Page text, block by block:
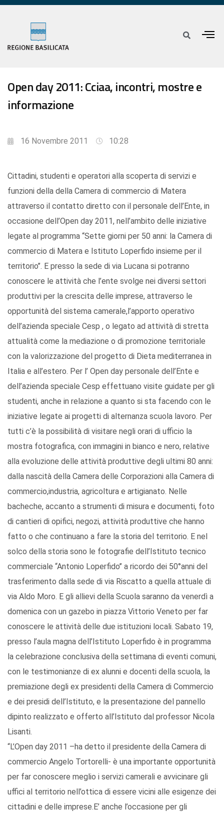
Open day 2011: Cciaa, incontri, mostre e
informazione
16 Novembre 2011 10:28
Cittadini, studenti e operatori alla scoperta di servizi e
funzioni della della Camera di commercio di Matera
attraverso il contatto diretto con il personale dell’Ente, in
occasione dell’Open day 2011, nell’ambito delle iniziative
legate al programma “Sette giorni per 50 anni: la Camera di
commercio di Matera e Istituto Loperfido insieme per il
territorio’’. E presso la sede di via Lucana si potranno
conoscere le attività che l’ente svolge nei diversi settori
produttivi per la crescita delle imprese, attraverso le
opportunità del sistema camerale,l’apporto operativo
dell’azienda speciale Cesp , o legato ad attività di stretta
attualità come la mediazione o di promozione territoriale
con la valorizzazione del progetto di Dieta mediterranea in
Italia e all’estero. Per l’ Open day personale dell’Ente e
dell’azienda speciale Cesp effettuano visite guidate per gli
studenti, anche in relazione a quanto si sta facendo con le
iniziative legate ai progetti di alternanza scuola lavoro. Per
tutti c’è la possibilità di visitare negli orari di ufficio la
mostra fotografica, con immagini in bianco e nero, relative
alla evoluzione delle attività produttive degli ultimi 80 anni:
dalla nascità della Camera delle Corporazioni alla Camera di
commercio,industria, agricoltura e artigianato. Nelle
bacheche, accanto a strumenti di misura e documenti, foto
di cantieri di opifici, negozi, attività produttive che hanno
fatto o che continuano a fare la storia del territorio. E nel
solco della storia sono le fotografie dell’Istituto tecnico
commerciale “Antonio Loperfido’’ a ricordo dei 50°anni del
trasferimento dalla sede di via Riscatto a quella attuale di
via Aldo Moro. E gli allievi della Scuola saranno da venerdì a
domenica con un gazebo in piazza Vittorio Veneto per far
conoscere le attività delle due istituzioni locali. Sabato 19,
presso l’aula magna dell’Istituto Loperfido è in programma
la celebrazione conclusiva della settimana di eventi comuni,
con le testimonianze di ex alunni e docenti della scuola, la
premiazione degli ex presidenti della Camera di Commercio
e dei presidi dell’Istituto, e la presentazione del pannello
dipinto realizzato e offerto all’Istituto dal professor Nicola
Lisanti.
“L’Open day 2011 –ha detto il presidente della Camera di
commercio Angelo Tortorelli- è una importante opportunità
per far conoscere meglio i servizi camerali e avvicinare gli
uffici al territorio nell’ottica di essere vicini alle esigenze dei
cittadini e delle imprese.E’ anche l’occasione per gli